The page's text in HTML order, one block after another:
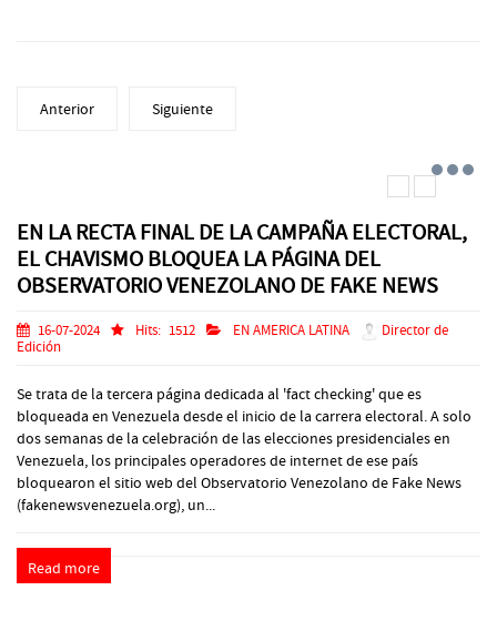
Anterior Siguiente
EN LA RECTA FINAL DE LA CAMPAÑA ELECTORAL,
EL CHAVISMO BLOQUEA LA PÁGINA DEL
OBSERVATORIO VENEZOLANO DE FAKE NEWS
16-07-2024 Hits: 1512 EN AMERICA LATINA
Director de
Edición
Se trata de la tercera página dedicada al 'fact checking' que es
bloqueada en Venezuela desde el inicio de la carrera electoral. A solo
dos semanas de la celebración de las elecciones presidenciales en
Venezuela, los principales operadores de internet de ese país
bloquearon el sitio web del Observatorio Venezolano de Fake News
(fakenewsvenezuela.org), un...
Read more